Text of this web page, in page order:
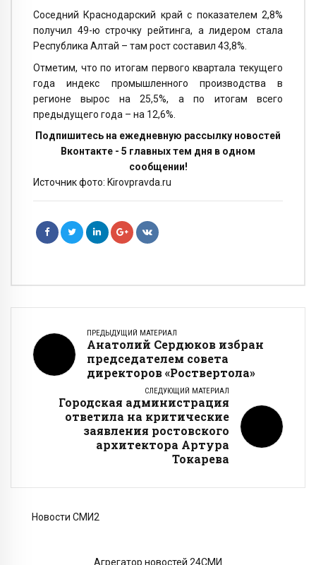
Соседний Краснодарский край с показателем 2,8%
получил 49-ю строчку рейтинга, а лидером стала
Республика Алтай – там рост составил 43,8%.
Отметим, что по итогам первого квартала текущего
года индекс промышленного производства в
регионе вырос на 25,5%, а по итогам всего
предыдущего года – на 12,6%.
Подпишитесь на ежедневную рассылку новостей
Вконтакте - 5 главных тем дня в одном
сообщении!
Источник фото: Kirovpravda.ru
ПРЕДЫДУЩИЙ МАТЕРИАЛ
Анатолий Сердюков избран
председателем совета
директоров «Роствертола»
СЛЕДУЮЩИЙ МАТЕРИАЛ
Городская администрация
ответила на критические
заявления ростовского
архитектора Артура
Токарева
Новости СМИ2
Агрегатор новостей 24СМИ